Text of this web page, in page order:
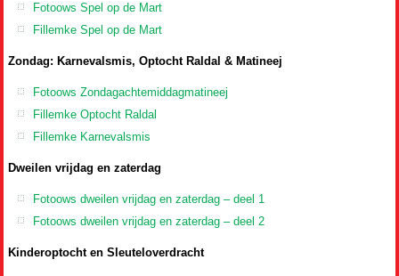
Fotoows Spel op de Mart
Fillemke Spel op de Mart
Zondag: Karnevalsmis, Optocht Raldal & Matineej
Fotoows Zondagachtemiddagmatineej
Fillemke Optocht Raldal
Fillemke Karnevalsmis
Dweilen vrijdag en zaterdag
Fotoows dweilen vrijdag en zaterdag – deel 1
Fotoows dweilen vrijdag en zaterdag – deel 2
Kinderoptocht en Sleuteloverdracht